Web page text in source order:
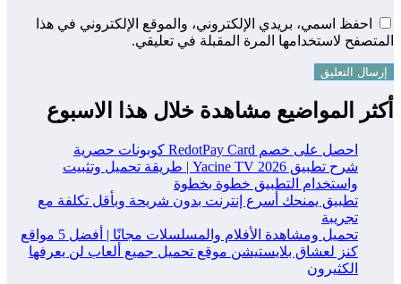
احفظ اسمي، بريدي الإلكتروني، والموقع الإلكتروني في هذا
المتصفح لاستخدامها المرة المقبلة في تعليقي.
أكثر المواضيع مشاهدة خلال هذا الاسبوع
احصل على خصم RedotPay Card كوبونات حصرية
شرح تطبيق Yacine TV 2026 | طريقة تحميل وتثبيت
واستخدام التطبيق خطوة بخطوة
تطبيق يمنحك أسرع إنترنت بدون شريحة وبأقل تكلفة مع
تجريبة
تحميل ومشاهدة الأفلام والمسلسلات مجانًا | أفضل 5 مواقع
كنز لعشاق بلايستيشن موقع تحميل جميع ألعاب لن يعرفها
الكثيرون